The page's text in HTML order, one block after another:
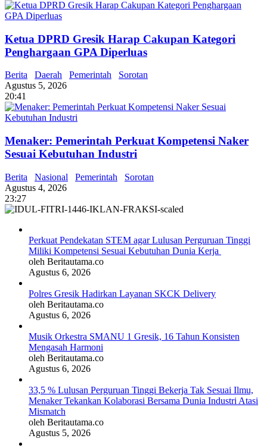
Ketua DPRD Gresik Harap Cakupan Kategori
Penghargaan GPA Diperluas
Berita Daerah Pemerintah
Sorotan
Agustus 5, 2026
20:41
Menaker: Pemerintah Perkuat Kompetensi Naker
Sesuai Kebutuhan Industri
Berita Nasional Pemerintah
Sorotan
Agustus 4, 2026
23:27
Perkuat Pendekatan STEM agar Lulusan Perguruan Tinggi
Miliki Kompetensi Sesuai Kebutuhan Dunia Kerja
oleh Beritautama.co
Agustus 6, 2026
Polres Gresik Hadirkan Layanan SKCK Delivery
oleh Beritautama.co
Agustus 6, 2026
Musik Orkestra SMANU 1 Gresik, 16 Tahun Konsisten
Mengasah Harmoni
oleh Beritautama.co
Agustus 6, 2026
33,5 % Lulusan Perguruan Tinggi Bekerja Tak Sesuai Ilmu,
Menaker Tekankan Kolaborasi Bersama Dunia Industri Atasi
Mismatch
oleh Beritautama.co
Agustus 5, 2026